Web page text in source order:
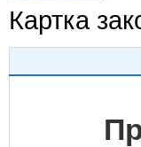
Картка